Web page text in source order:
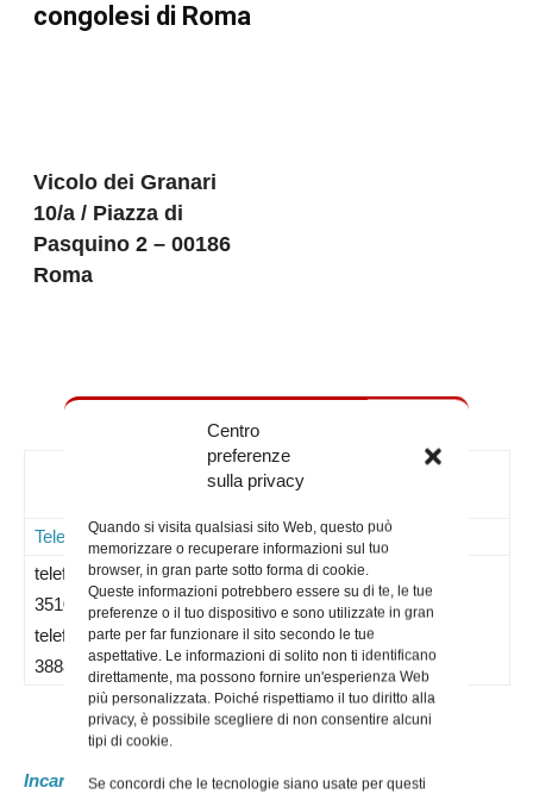
Centro
preferenze
sulla privacy
Quando si visita qualsiasi sito Web, questo può
memorizzare o recuperare informazioni sul tuo
browser, in gran parte sotto forma di cookie.
Queste informazioni potrebbero essere su di te, le tue
preferenze o il tuo dispositivo e sono utilizzate in gran
parte per far funzionare il sito secondo le tue
aspettative. Le informazioni di solito non ti identificano
direttamente, ma possono fornire un'esperienza Web
più personalizzata. Poiché rispettiamo il tuo diritto alla
privacy, è possibile scegliere di non consentire alcuni
tipi di cookie.
Se concordi che le tecnologie siano usate per questi
congolesi di Roma
Vicolo dei Granari
10/a / Piazza di
Pasquino 2 – 00186
Roma
Contatti
Telefoni Mail Sito WEB
telefono –
3510388516
telefono –
3888745130
Incaricati attuali: